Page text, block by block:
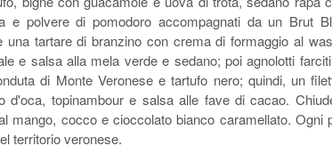
e polvere di pomodoro accompagnati da un Brut
una tartare di branzino con crema di formaggio al
e salsa alla mela verde e sedano; poi agnolotti
di Monte Veronese e tartufo nero; quindi, un
d'oca, topinambour e salsa alle fave di cacao.
mango, cocco e cioccolato bianco caramellato. Ogni
territorio veronese.